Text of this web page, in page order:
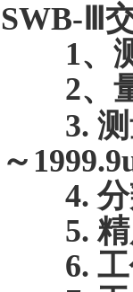
SWB-Ⅲ
1、
2、
3.
～
4.
5.
6.